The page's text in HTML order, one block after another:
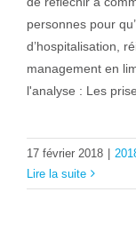
personnes pour
d’hospitalisation,
management en
l'analyse : Les
17 février 2018 |
Lire la suite